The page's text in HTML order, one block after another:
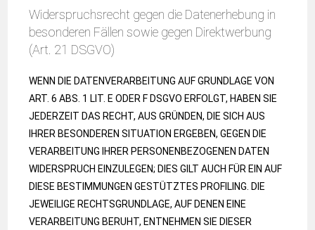
Widerspruchsrecht gegen die Datenerhebung in
besonderen Fällen sowie gegen Direktwerbung
(Art. 21 DSGVO)
WENN DIE DATENVERARBEITUNG AUF GRUNDLAGE VON
ART. 6 ABS. 1 LIT. E ODER F DSGVO ERFOLGT, HABEN SIE
JEDERZEIT DAS RECHT, AUS GRÜNDEN, DIE SICH AUS
IHRER BESONDEREN SITUATION ERGEBEN, GEGEN DIE
VERARBEITUNG IHRER PERSONENBEZOGENEN DATEN
WIDERSPRUCH EINZULEGEN; DIES GILT AUCH FÜR EIN AUF
DIESE BESTIMMUNGEN GESTÜTZTES PROFILING. DIE
JEWEILIGE RECHTSGRUNDLAGE, AUF DENEN EINE
VERARBEITUNG BERUHT, ENTNEHMEN SIE DIESER